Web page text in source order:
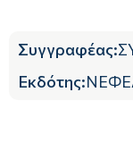
Συγγραφέας:
Εκδότης: